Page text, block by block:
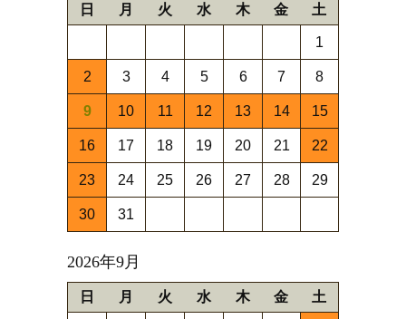
日 月 火 水 木 金 土
1
2 3 4 5 6 7 8
9 10 11 12 13 14 15
16 17 18 19 20 21 22
23 24 25 26 27 28 29
30 31
2026年9月
日 月 火 水 木 金 土